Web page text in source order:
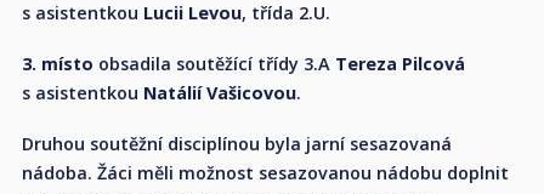
s asistentkou Lucii Levou, třída 2.U.
3. místo obsadila soutěžící třídy 3.A Tereza Pilcová
s asistentkou Natálií Vašicovou.
Druhou soutěžní disciplínou byla jarní sesazovaná
nádoba. Žáci měli možnost sesazovanou nádobu doplnit